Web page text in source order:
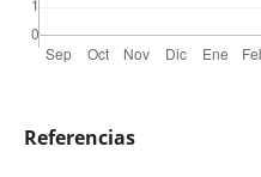
Referencias